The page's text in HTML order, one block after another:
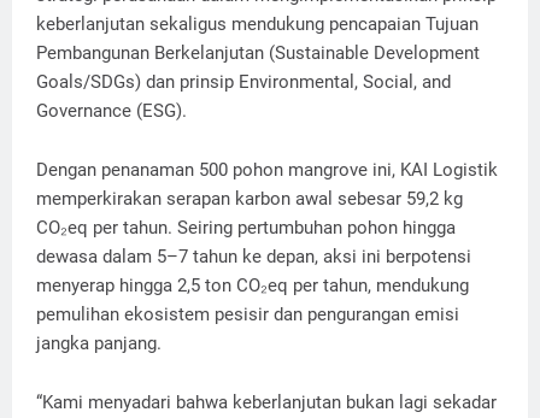
keberlanjutan sekaligus mendukung pencapaian Tujuan
Pembangunan Berkelanjutan (Sustainable Development
Goals/SDGs) dan prinsip Environmental, Social, and
Governance (ESG).
Dengan penanaman 500 pohon mangrove ini, KAI Logistik
memperkirakan serapan karbon awal sebesar 59,2 kg
CO₂eq per tahun. Seiring pertumbuhan pohon hingga
dewasa dalam 5–7 tahun ke depan, aksi ini berpotensi
menyerap hingga 2,5 ton CO₂eq per tahun, mendukung
pemulihan ekosistem pesisir dan pengurangan emisi
jangka panjang.
“Kami menyadari bahwa keberlanjutan bukan lagi sekadar